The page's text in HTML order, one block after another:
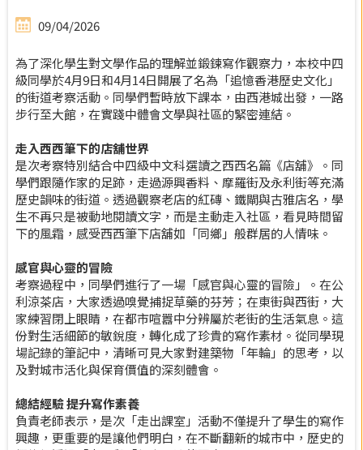
09/04/2026
為了深化學生對文學作品的理解並鍛鍊寫作觀察力，本校中四
級同學於4月9日和4月14日開展了名為「追憶香港歷史文化」
的街道考察活動。同學們暫時放下課本，由西港城出發，一路
步行至大館，在實踐中體會文學與社區的緊密連結。
走入西西筆下的店舖世界
是次考察特別結合中四級中文科選讀之西西名篇《店舖》。同
學們跟隨作家的足跡，走過源興香料、摩羅街及永利街等充滿
歷史韻味的街道。透過觀察老店的紅磚、鐵閘與古雅店名，學
生不再只是被動地閱讀文字，而是主動走入社區，看見時間留
下的風霜，感受西西筆下店舖如「同鄉」般群居的人情味。
感官與心靈的冒險
考察過程中，同學們進行了一場「感官與心靈的冒險」。在公
利涼茶店，大家透過嗅覺捕捉草藥的芬芳；在東街與西街，大
家練習閉上眼睛，在都市喧囂中分辨屬於老街的生活氣息。這
份對生活細節的敏銳度，轉化成了珍貴的寫作素材。從同學現
場記錄的筆記中，清晰可見大家對建築物「年輪」的思考，以
及對城市活化與保育價值的深刻體會。
總結經驗提升寫作素養
負責老師表示，是次「走出課室」活動不僅提升了學生的寫作
興趣，更重要的是讓他們明白，在不斷翻新的城市中，歷史的